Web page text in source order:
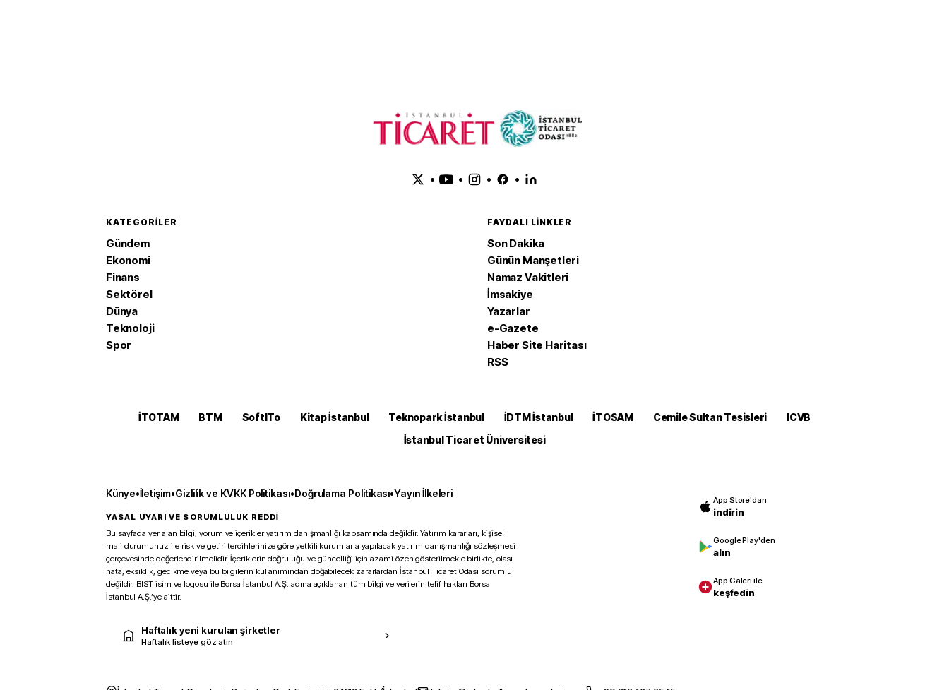
• • • •
KATEGORILER
Gündem
Ekonomi
Finans
Sektörel
Dünya
Teknoloji
Spor
FAYDALI LINKLER
Son Dakika
Günün Manşetleri
Namaz Vakitleri
İmsakiye
Yazarlar
e-Gazete
Haber Site Haritası
RSS
İTOTAM BTM SoftITo Kitap İstanbul Teknopark İstanbul İDTM İstanbul İTOSAM Cemile Sultan Tesisleri
ICVB
İstanbul Ticaret Üniversitesi
Künye•İletişim•Gizlilik ve KVKK Politikası•Doğrulama Politikası•Yayın İlkeleri
YASAL UYARI VE SORUMLULUK REDDİ
Bu sayfada yer alan bilgi, yorum ve içerikler yatırım danışmanlığı kapsamında değildir. Yatırım kararları, kişisel
mali durumunuz ile risk ve getiri tercihlerinize göre yetkili kurumlarla yapılacak yatırım danışmanlığı sözleşmesi
çerçevesinde değerlendirilmelidir. İçeriklerin doğruluğu ve güncelliği için azami özen gösterilmekle birlikte, olası
hata, eksiklik, gecikme veya bu bilgilerin kullanımından doğabilecek zararlardan İstanbul Ticaret Odası sorumlu
değildir. BIST isim ve logosu ile Borsa İstanbul A.Ş. adına açıklanan tüm bilgi ve verilerin telif hakları Borsa
İstanbul A.Ş.’ye aittir.
Haftalık yeni kurulan şirketler
Haftalık listeye göz atın
App Store'dan
indirin
Google Play'den
alın
App Galeri ile
keşfedin